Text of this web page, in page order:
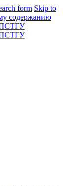
form Skip to
содержанию